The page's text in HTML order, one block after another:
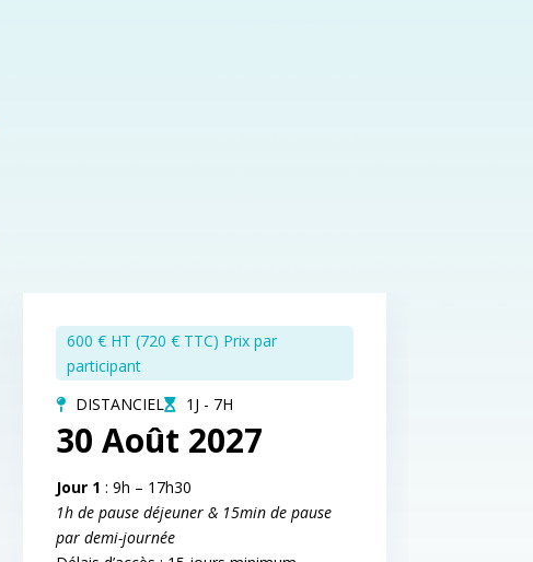
600 € HT (720 € TTC) Prix par
participant
DISTANCIEL
1J - 7H
30 Août 2027
Jour 1 : 9h – 17h30
1h de pause déjeuner & 15min de pause
par demi-journée